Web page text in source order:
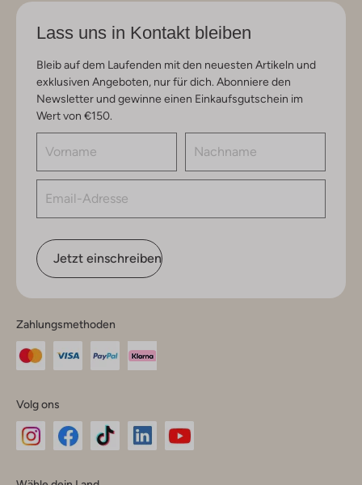
Lass uns in Kontakt bleiben
Bleib auf dem Laufenden mit den neuesten Artikeln und
exklusiven Angeboten, nur für dich. Abonniere den
Newsletter und gewinne einen Einkaufsgutschein im
Wert von €150.
Jetzt einschreiben
Zahlungsmethoden
Volg ons